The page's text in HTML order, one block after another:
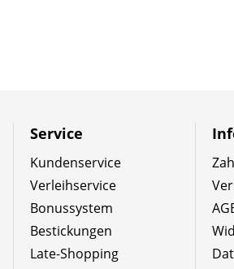
Service
Kundenservice
Verleihservice
Bonussystem
Bestickungen
Late-Shopping